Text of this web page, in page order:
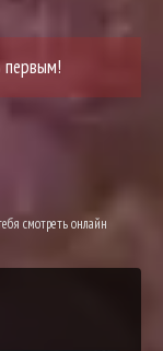
первым!
смотреть онлайн